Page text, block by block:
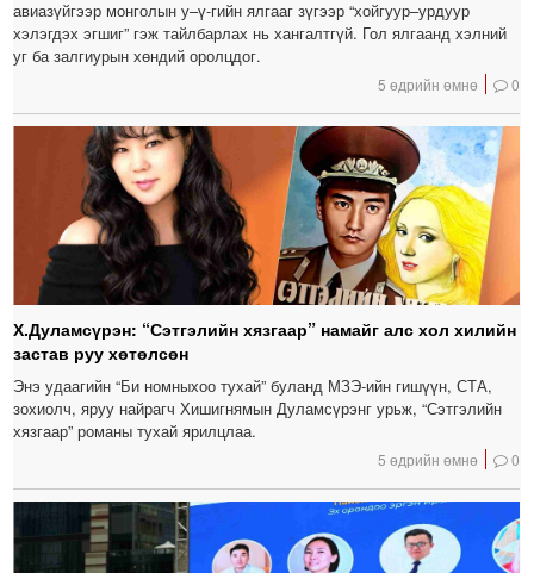
авиазүйгээр монголын у–ү-гийн ялгааг зүгээр “хойгуур–урдуур
хэлэгдэх эгшиг” гэж тайлбарлах нь хангалтгүй. Гол ялгаанд хэлний
уг ба залгиурын хөндий оролцдог.
5 өдрийн өмнө 0
Х.Дуламсүрэн: “Сэтгэлийн хязгаар” намайг алс хол хилийн
застав руу хөтөлсөн
Энэ удаагийн “Би номныхоо тухай” буланд МЗЭ-ийн гишүүн, СТА,
зохиолч, яруу найрагч Хишигнямын Дуламсүрэнг урьж, “Сэтгэлийн
хязгаар” романы тухай ярилцлаа.
5 өдрийн өмнө 0